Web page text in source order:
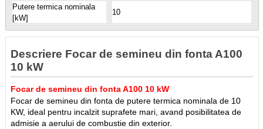
Putere termica nominala
[kW]
10
Descriere Focar de semineu din fonta A100
10 kW
Focar de semineu din fonta A100 10 kW
Focar de semineu din fonta de putere termica nominala de 10
KW, ideal pentru incalzit suprafete mari, avand posibilitatea de
admisie a aerului de combustie din exterior.